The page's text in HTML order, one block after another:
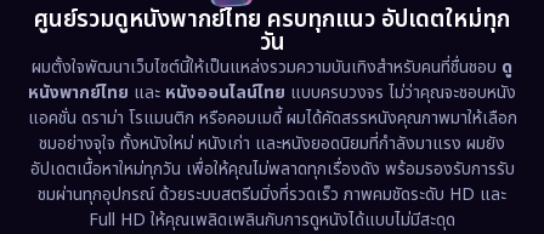
ศูนย์รวมดูหนังพากย์ไทย ครบทุกแนว อัปเดตใหม่ทุก
วัน
ผมตั้งใจพัฒนาเว็บไซต์นี้ให้เป็นแหล่งรวมความบันเทิงสำหรับคนที่ชื่นชอบ ดู
หนังพากย์ไทย และ หนังออนไลน์ไทย แบบครบวงจร ไม่ว่าคุณจะชอบหนัง
แอคชั่น ดราม่า โรแมนติก หรือคอมเมดี้ ผมได้คัดสรรหนังคุณภาพมาให้เลือก
ชมอย่างจุใจ ทั้งหนังใหม่ หนังเก่า และหนังยอดนิยมที่กำลังมาแรง ผมยัง
อัปเดตเนื้อหาใหม่ทุกวัน เพื่อให้คุณไม่พลาดทุกเรื่องดัง พร้อมรองรับการรับ
ชมผ่านทุกอุปกรณ์ ด้วยระบบสตรีมมิ่งที่รวดเร็ว ภาพคมชัดระดับ HD และ
Full HD ให้คุณเพลิดเพลินกับการดูหนังได้แบบไม่มีสะดุด